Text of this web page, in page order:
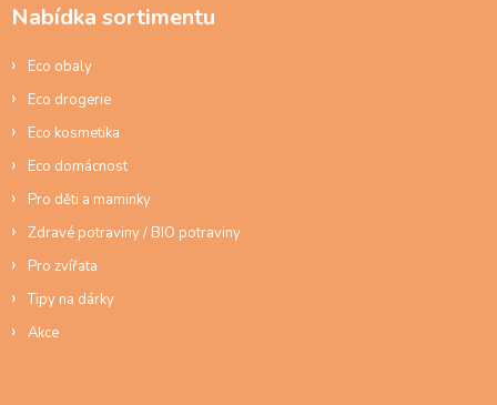
Nabídka sortimentu
Eco obaly
Eco drogerie
Eco kosmetika
Eco domácnost
Pro děti a maminky
Zdravé potraviny / BIO potraviny
Pro zvířata
Tipy na dárky
Akce